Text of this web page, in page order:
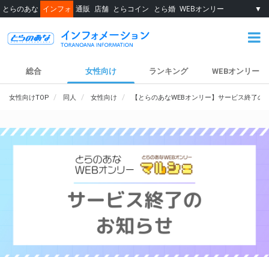
とらのあな インフォ 通販 店舗 とらコイン とら婚 WEBオンリー ▼
総合 女性向け ランキング WEBオンリー
女性向けTOP 同人 女性向け 【とらのあなWEBオンリー】サービス終了の